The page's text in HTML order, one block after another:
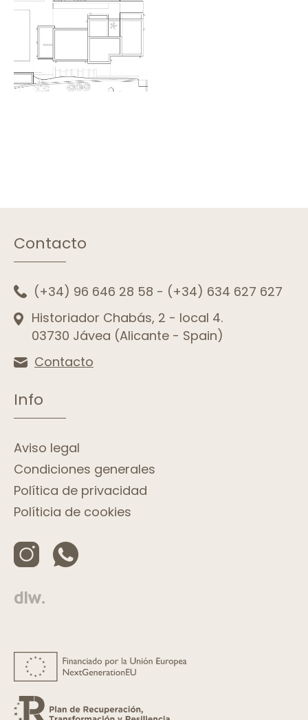
Contacto
(+34) 96 646 28 58 - (+34) 634 627 627
Historiador Chabás, 2 - local 4.
03730 Jávea (Alicante - Spain)
Contacto
Info
Aviso legal
Condiciones generales
Política de privacidad
Políticia de cookies